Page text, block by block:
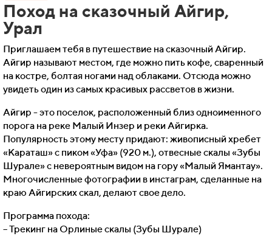
Поход на сказочный Айгир,
Урал
Приглашаем тебя в путешествие на сказочный Айгир.
Айгир называют местом, где можно пить кофе, сваренный
на костре, болтая ногами над облаками. Отсюда можно
увидеть один из самых красивых рассветов в жизни.
Айгир - это поселок, расположенный близ одноименного
порога на реке Малый Инзер и реки Айгирка.
Популярность этому месту придают: живописный хребет
«Караташ» с пиком «Уфа» (920 м.), отвесные скалы «Зубы
Шурале» с невероятным видом на гору «Малый Ямантау».
Многочисленные фотографии в инстаграм, сделанные на
краю Айгирских скал, делают свое дело.
Программа похода:
– Трекинг на Орлиные скалы (Зубы Шурале)